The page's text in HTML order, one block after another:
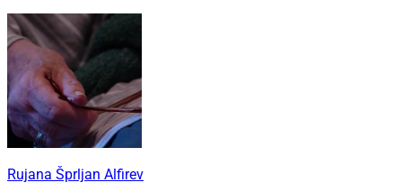
Rujana Šprljan Alfirev